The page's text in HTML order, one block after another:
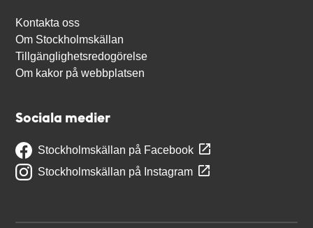
Kontakta oss
Om Stockholmskällan
Tillgänglighetsredogörelse
Om kakor på webbplatsen
Sociala medier
Stockholmskällan på Facebook
Stockholmskällan på Instagram